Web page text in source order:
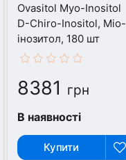
Ovasitol Myo-Inositol
D-Chiro-Inositol, Міо-
інозитол, 180 шт
8381 грн
В наявності
Купити